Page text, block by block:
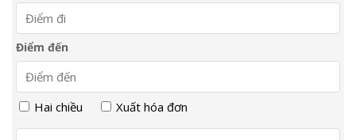
Điểm đến
Hai chiều Xuất hóa đơn